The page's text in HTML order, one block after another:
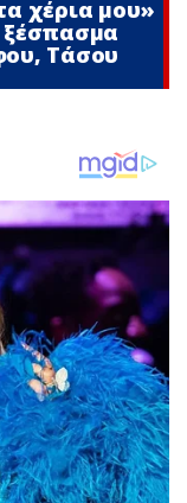
χέρια μου»
ξέσπασμα
Τάσου